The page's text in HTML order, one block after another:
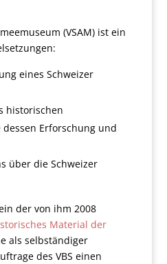
(VSAM) ist ein
eines Schweizer
historischen
Erforschung und
über die Schweizer
der von ihm 2008
Material der
als selbständiger
des VBS einen